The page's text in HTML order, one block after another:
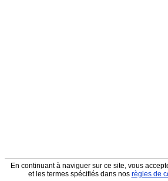
En continuant à naviguer sur ce site, vous
et les termes spécifiés dans nos règles de